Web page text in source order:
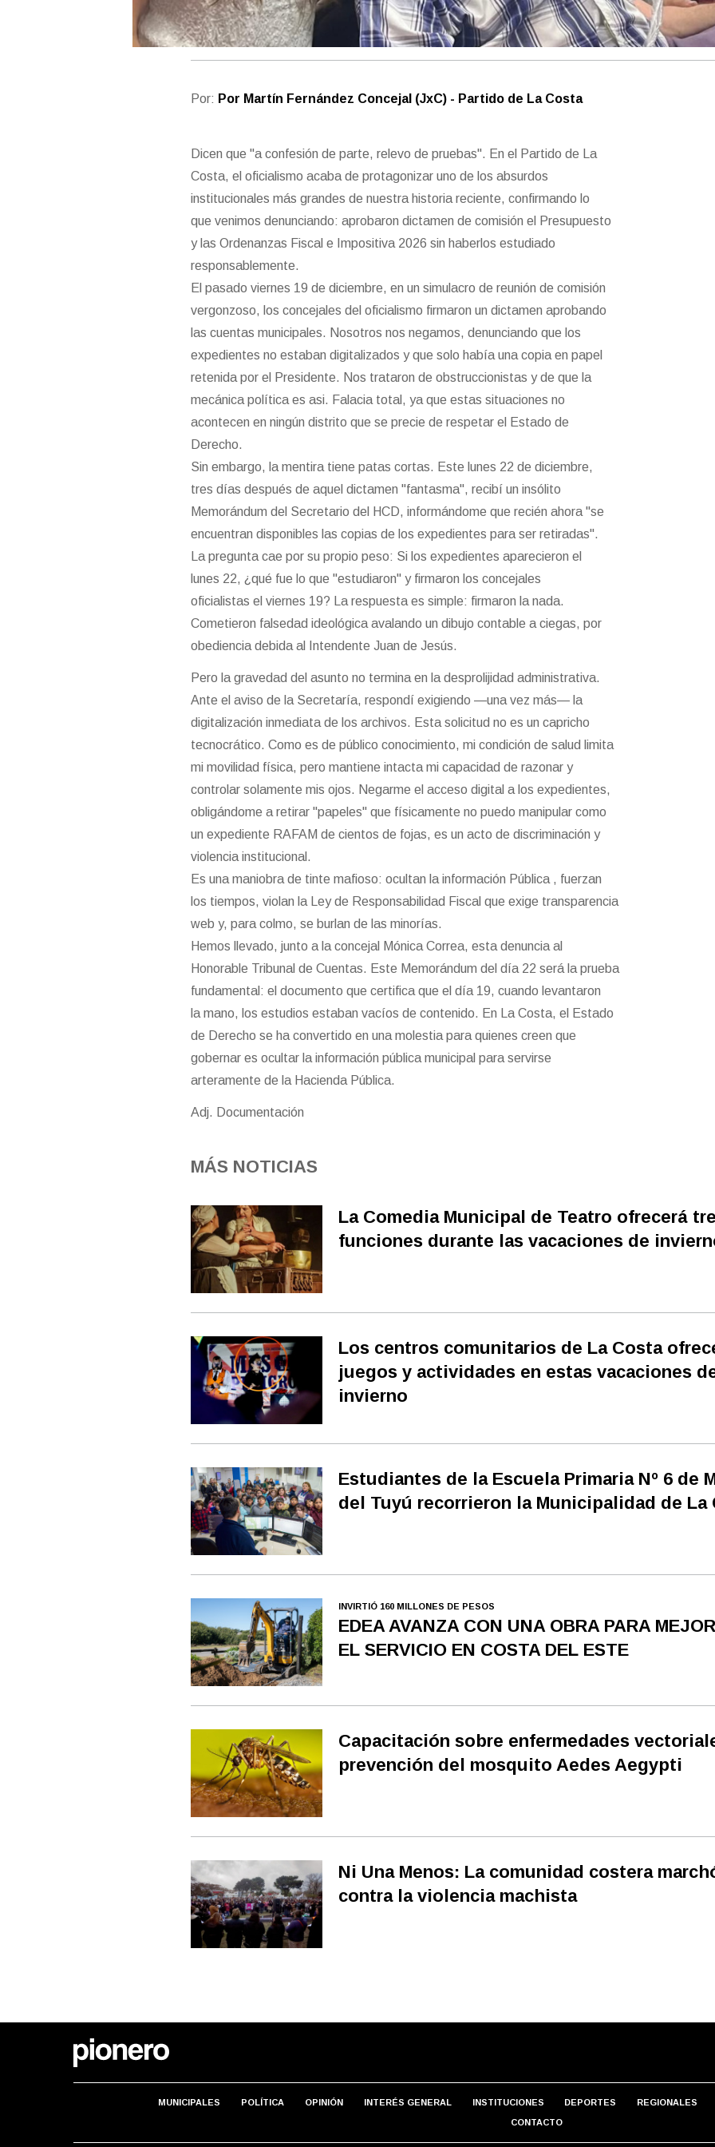
Por: Por Martín Fernández Concejal (JxC) - Partido de La Costa
Dicen que "a confesión de parte, relevo de pruebas". En el Partido de La
Costa, el oficialismo acaba de protagonizar uno de los absurdos
institucionales más grandes de nuestra historia reciente, confirmando lo
que venimos denunciando: aprobaron dictamen de comisión el Presupuesto
y las Ordenanzas Fiscal e Impositiva 2026 sin haberlos estudiado
responsablemente.
El pasado viernes 19 de diciembre, en un simulacro de reunión de comisión
vergonzoso, los concejales del oficialismo firmaron un dictamen aprobando
las cuentas municipales. Nosotros nos negamos, denunciando que los
expedientes no estaban digitalizados y que solo había una copia en papel
retenida por el Presidente. Nos trataron de obstruccionistas y de que la
mecánica política es asi. Falacia total, ya que estas situaciones no
acontecen en ningún distrito que se precie de respetar el Estado de
Derecho.
Sin embargo, la mentira tiene patas cortas. Este lunes 22 de diciembre,
tres días después de aquel dictamen "fantasma", recibí un insólito
Memorándum del Secretario del HCD, informándome que recién ahora "se
encuentran disponibles las copias de los expedientes para ser retiradas".
La pregunta cae por su propio peso: Si los expedientes aparecieron el
lunes 22, ¿qué fue lo que "estudiaron" y firmaron los concejales
oficialistas el viernes 19? La respuesta es simple: firmaron la nada.
Cometieron falsedad ideológica avalando un dibujo contable a ciegas, por
obediencia debida al Intendente Juan de Jesús.
Pero la gravedad del asunto no termina en la desprolijidad administrativa.
Ante el aviso de la Secretaría, respondí exigiendo —una vez más— la
digitalización inmediata de los archivos. Esta solicitud no es un capricho
tecnocrático. Como es de público conocimiento, mi condición de salud limita
mi movilidad física, pero mantiene intacta mi capacidad de razonar y
controlar solamente mis ojos. Negarme el acceso digital a los expedientes,
obligándome a retirar "papeles" que físicamente no puedo manipular como
un expediente RAFAM de cientos de fojas, es un acto de discriminación y
violencia institucional.
Es una maniobra de tinte mafioso: ocultan la información Pública , fuerzan
los tiempos, violan la Ley de Responsabilidad Fiscal que exige transparencia
web y, para colmo, se burlan de las minorías.
Hemos llevado, junto a la concejal Mónica Correa, esta denuncia al
Honorable Tribunal de Cuentas. Este Memorándum del día 22 será la prueba
fundamental: el documento que certifica que el día 19, cuando levantaron
la mano, los estudios estaban vacíos de contenido. En La Costa, el Estado
de Derecho se ha convertido en una molestia para quienes creen que
gobernar es ocultar la información pública municipal para servirse
arteramente de la Hacienda Pública.
Adj. Documentación
MÁS NOTICIAS
La Comedia Municipal de Teatro ofrecerá
funciones durante las vacaciones de
Los centros comunitarios de La Costa
juegos y actividades en estas vacaciones
invierno
Estudiantes de la Escuela Primaria Nº 6 de
del Tuyú recorrieron la Municipalidad de La
INVIRTIÓ 160 MILLONES DE PESOS
EDEA AVANZA CON UNA OBRA PARA
EL SERVICIO EN COSTA DEL ESTE
Capacitación sobre enfermedades
prevención del mosquito Aedes Aegypti
Ni Una Menos: La comunidad costera
contra la violencia machista
MUNICIPALES POLÍTICA OPINIÓN INTERÉS GENERAL INSTITUCIONES DEPORTES REGIONALES
CONTACTO